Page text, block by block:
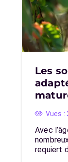
Les
Vues :
Avec
requiert